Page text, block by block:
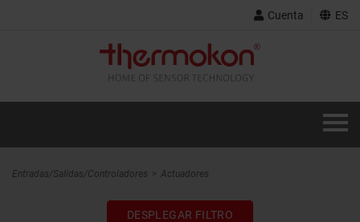
Cuenta ES
Entradas/Salidas/Controladores Actuadores
DESPLEGAR FILTRO